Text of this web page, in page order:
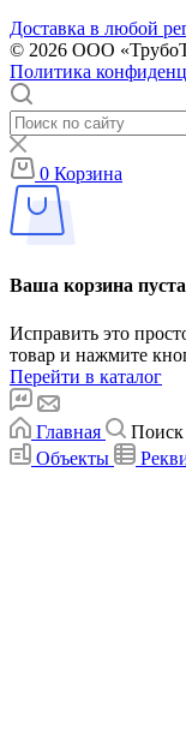
Доставка в любой
© 2026 ООО
Политика
0 Корзина
Ваша корзина пуста
Исправить это
товар и нажмите
Перейти в каталог
Главная Поиск
Объекты